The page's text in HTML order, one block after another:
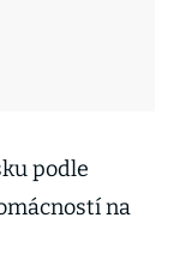
podle
na